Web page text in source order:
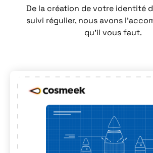
De la création de votre identité
suivi régulier, nous avons
qu'il vous faut.